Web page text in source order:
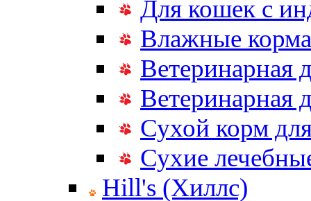
Для кошек с
Влажные
Ветеринарная
Ветеринарная
Сухой корм
Сухие
Hill's (Хиллс)